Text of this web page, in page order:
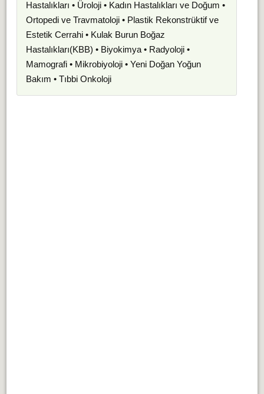
Hastalıkları • Üroloji • Kadın Hastalıkları ve Doğum •
Ortopedi ve Travmatoloji • Plastik Rekonstrüktif ve
Estetik Cerrahi • Kulak Burun Boğaz
Hastalıkları(KBB) • Biyokimya • Radyoloji •
Mamografi • Mikrobiyoloji • Yeni Doğan Yoğun
Bakım • Tıbbi Onkoloji